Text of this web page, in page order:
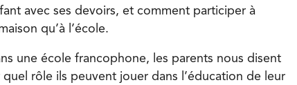
avec ses devoirs, et comment participer à
qu’à l’école.
une école francophone, les parents nous disent
rôle ils peuvent jouer dans l’éducation de leur